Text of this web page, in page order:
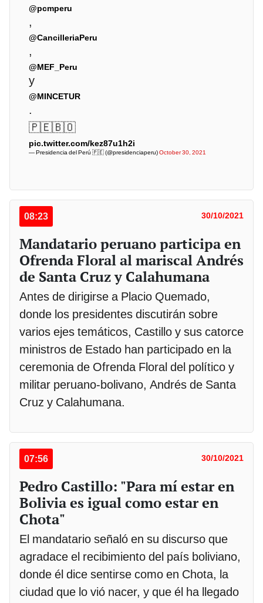
@pcmperu
,
@CancilleriaPeru
,
@MEF_Peru
y
@MINCETUR
.
🇵🇪🇧🇴
pic.twitter.com/kez87u1h2i
— Presidencia del Perú 🇵🇪 (@presidenciaperu)October 30, 2021
08:23 30/10/2021
Mandatario peruano participa en
Ofrenda Floral al mariscal Andrés
de Santa Cruz y Calahumana
Antes de dirigirse a Placio Quemado,
donde los presidentes discutirán sobre
varios ejes temáticos, Castillo y sus catorce
ministros de Estado han participado en la
ceremonia de Ofrenda Floral del político y
militar peruano-bolivano, Andrés de Santa
Cruz y Calahumana.
07:56 30/10/2021
Pedro Castillo: "Para mí estar en
Bolivia es igual como estar en
Chota"
El mandatario señaló en su discurso que
agradace el recibimiento del país boliviano,
donde él dice sentirse como en Chota, la
ciudad que lo vió nacer, y que él ha llegado